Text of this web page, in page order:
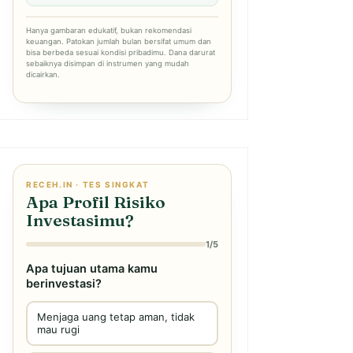
Hanya gambaran edukatif, bukan rekomendasi
keuangan. Patokan jumlah bulan bersifat umum dan
bisa berbeda sesuai kondisi pribadimu. Dana darurat
sebaiknya disimpan di instrumen yang mudah
dicairkan.
RECEH.IN · TES SINGKAT
Apa Profil Risiko
Investasimu?
1/5
Apa tujuan utama kamu
berinvestasi?
Menjaga uang tetap aman, tidak
mau rugi